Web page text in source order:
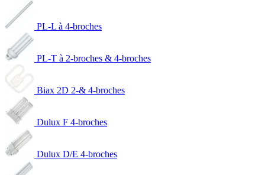
PL-L à 4-broches
PL-T à 2-broches & 4-broches
Biax 2D 2-& 4-broches
Dulux F 4-broches
Dulux D/E 4-broches